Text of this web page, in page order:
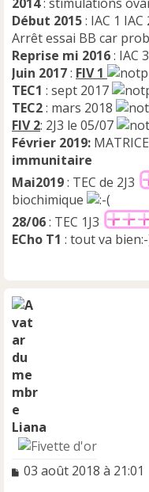
Début 2015: IAC 1 IAC
Arrêt essai BB car
Reprise mi 2016: IAC
Juin 2017: FIV 1
TEC1 : sept 2017
TEC2: mars 2018
FIV 2: 2J3 le 05/07
Février 2019:
immunitaire
Mai2019: TEC de 2J3
biochimique
28/06: TEC 1J3
ECho T1 : tout va
Liana
M
03 août 2018 à 21:01